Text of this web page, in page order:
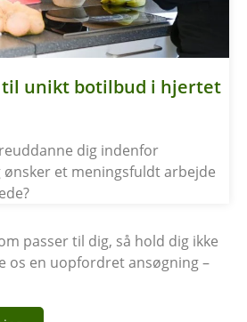
til unikt botilbud i hjertet
dig indenfor
et meningsfuldt arbejde
passer til dig, så hold dig ikke
os en uopfordret ansøgning –